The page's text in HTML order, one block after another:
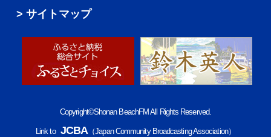
サイトマップ
Copyright©Shonan BeachFM All Rights Reserved.
Link to JCBA（Japan Community Broadcasting Association）